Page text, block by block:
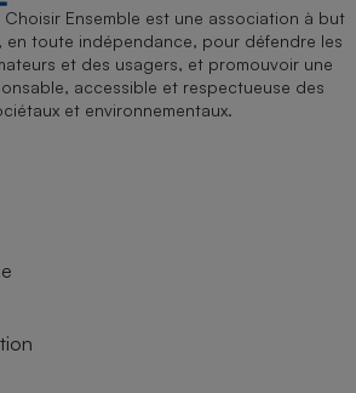
Choisir Ensemble est une association à but
en toute indépendance, pour défendre les
et des usagers, et promouvoir une
accessible et respectueuse des
et environnementaux.